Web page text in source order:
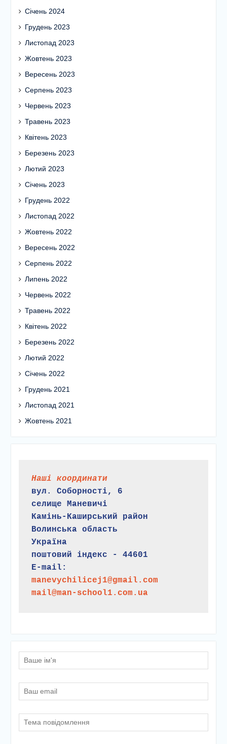
Січень 2024
Грудень 2023
Листопад 2023
Жовтень 2023
Вересень 2023
Серпень 2023
Червень 2023
Травень 2023
Квітень 2023
Березень 2023
Лютий 2023
Січень 2023
Грудень 2022
Листопад 2022
Жовтень 2022
Вересень 2022
Серпень 2022
Липень 2022
Червень 2022
Травень 2022
Квітень 2022
Березень 2022
Лютий 2022
Січень 2022
Грудень 2021
Листопад 2021
Жовтень 2021
Наші координати
вул. Соборності, 6
селище Маневичі
Камінь-Каширський район
Волинська область
Україна
поштовий індекс - 44601
E-mail:
manevychilicej1@gmail.com
mail@man-school1.com.ua